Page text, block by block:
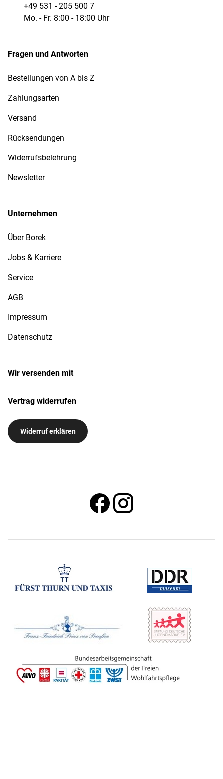
+49 531 - 205 500 7
Mo. - Fr. 8:00 - 18:00 Uhr
Fragen und Antworten
Bestellungen von A bis Z
Zahlungsarten
Versand
Rücksendungen
Widerrufsbelehrung
Newsletter
Unternehmen
Über Borek
Jobs & Karriere
Service
AGB
Impressum
Datenschutz
Wir versenden mit
Vertrag widerrufen
Widerruf erklären